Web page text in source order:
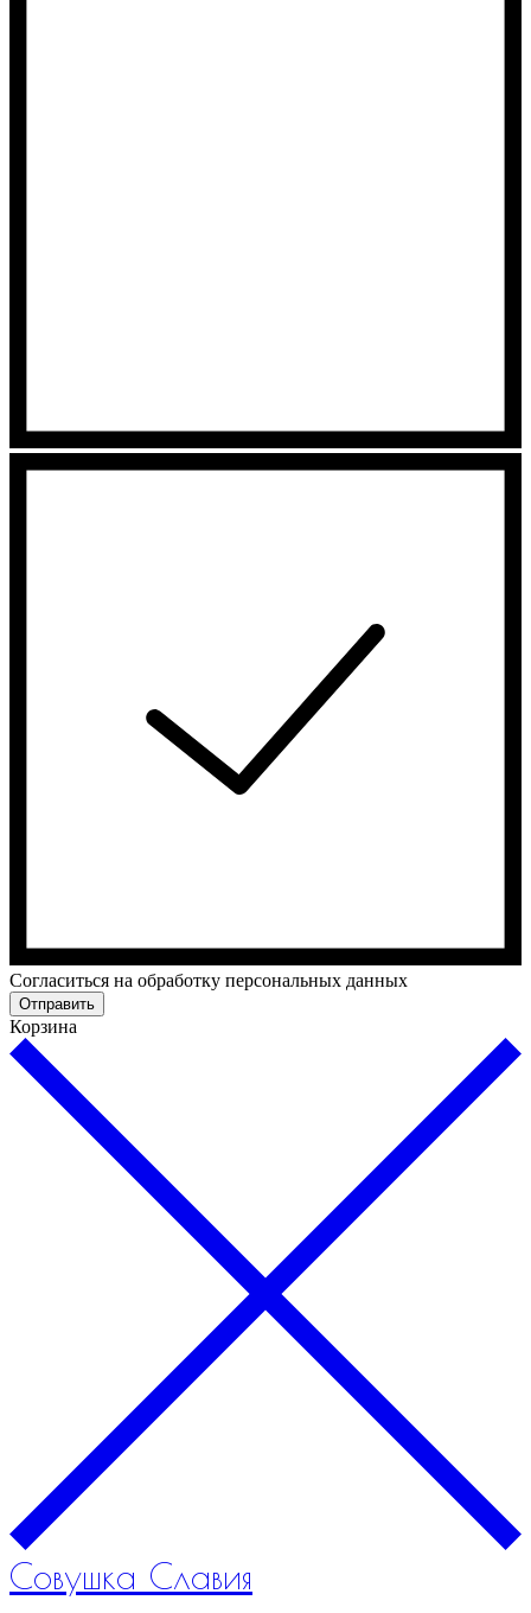
Cогласиться на обработку персональных данных
Отправить
Корзина
Совушка Славия